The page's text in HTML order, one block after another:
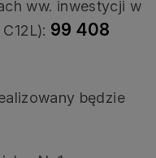
ww. inwestycji w
99 408
będzie